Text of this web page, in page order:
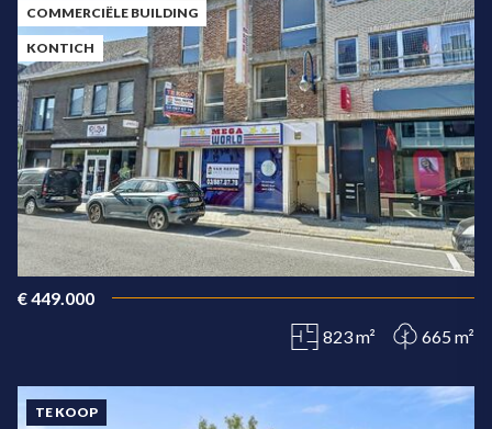
COMMERCIËLE BUILDING
KONTICH
€ 449.000
823 m²
665 m²
TE KOOP